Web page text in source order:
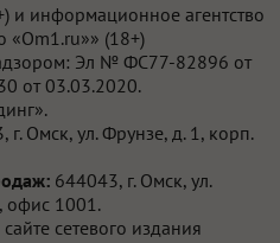
и информационное агентство
«Om1.ru»» (18+)
Эл № ФС77-82896 от
от 03.03.2020.
г. Омск, ул. Фрунзе, д. 1, корп.
644043, г. Омск, ул.
офис 1001.
сетевого издания